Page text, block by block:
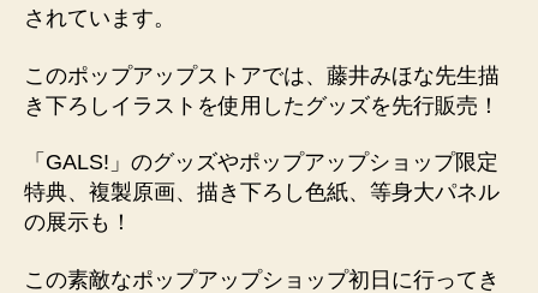
されています。
このポップアップストアでは、藤井みほな先生描
き下ろしイラストを使用したグッズを先行販売！
「GALS!」のグッズやポップアップショップ限定
特典、複製原画、描き下ろし色紙、等身大パネル
の展示も！
この素敵なポップアップショップ初日に行ってき